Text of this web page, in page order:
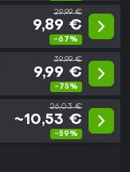
29,99 €
9,89 €
-67%
39,99 €
9,99 €
-75%
26,03 €
~10,53 €
-59%